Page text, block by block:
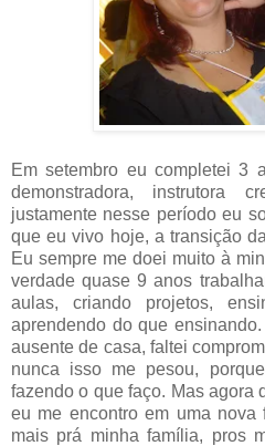
Em setembro eu completei 3
demonstradora, instrutora
justamente nesse período eu
que eu vivo hoje, a transição
Eu sempre me doei muito à
verdade quase 9 anos
aulas, criando projetos,
aprendendo do que
ausente de casa, faltei
nunca isso me pesou,
fazendo o que faço. Mas agora
eu me encontro em uma nova
mais prá minha família, pros